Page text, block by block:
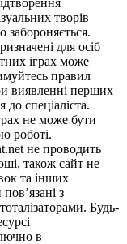
творів
забороняється.
для осіб
іграх може
правил
виявленні перших
до спеціаліста.
не може бути
роботі.
не проводить
також сайт не
та інших
з
Будь-
в